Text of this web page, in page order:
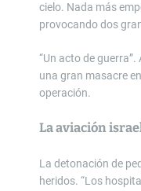
cielo. Nada más
provocando dos
“Un acto de
una gran masacre
operación.
La aviación
La detonación de
heridos. “Los